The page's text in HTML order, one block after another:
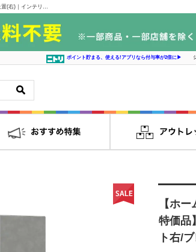
【ホームズ新山下店 関東一部地域限定 展示特価品】 壁面収納 ブレス40板戸キャビネット右/ブレス40上置(右)｜インテリアの島忠・ホームズ家具販売通販サイト シマホネット
ポイント貯まる、使える!アプリなら付与率が2倍に▶
【ホ
特価
ト右/